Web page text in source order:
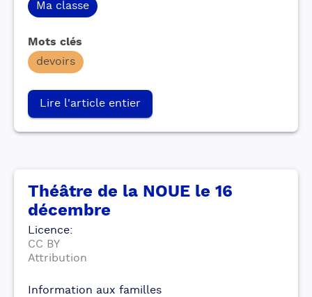
Ma classe
Mots clés
devoirs
Lire l'article entier
Théâtre de la NOUE le 16
décembre
Licence:
CC BY
Attribution
Information aux familles